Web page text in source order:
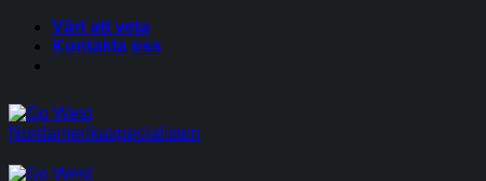
Skip
content
Värt att veta
Kontakta oss